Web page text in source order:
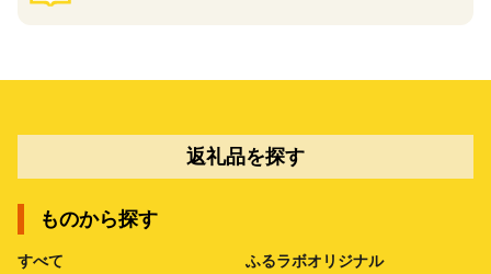
返礼品を探す
ものから探す
すべて ふるラボオリジナル